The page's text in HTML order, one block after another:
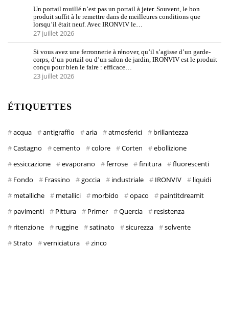
Un portail rouillé n’est pas un portail à jeter. Souvent, le bon
produit suffit à le remettre dans de meilleures conditions que
lorsqu’il était neuf. Avec IRONVIV le…
27 juillet 2026
Si vous avez une ferronnerie à rénover, qu’il s’agisse d’un garde-
corps, d’un portail ou d’un salon de jardin, IRONVIV est le produit
conçu pour bien le faire : efficace…
23 juillet 2026
ÉTIQUETTES
acqua antigraffio aria atmosferici
brillantezza
Castagno
cemento colore Corten
ebollizione
essiccazione
evaporano ferrose finitura
fluorescenti
Fondo
Frassino goccia industriale IRONVIV
liquidi
metalliche
metallici morbido opaco
paintitdreamit
pavimenti
Pittura Primer Quercia
resistenza
ritenzione
ruggine satinato sicurezza
solvente
Strato
verniciatura zinco